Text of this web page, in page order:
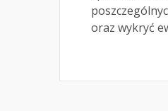
oraz wykryć